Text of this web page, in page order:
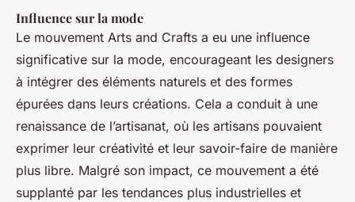
Influence sur la mode
Le mouvement Arts and Crafts a eu une influence
significative sur la mode, encourageant les designers
à intégrer des éléments naturels et des formes
épurées dans leurs créations. Cela a conduit à une
renaissance de l’artisanat, où les artisans pouvaient
exprimer leur créativité et leur savoir-faire de manière
plus libre. Malgré son impact, ce mouvement a été
supplanté par les tendances plus industrielles et